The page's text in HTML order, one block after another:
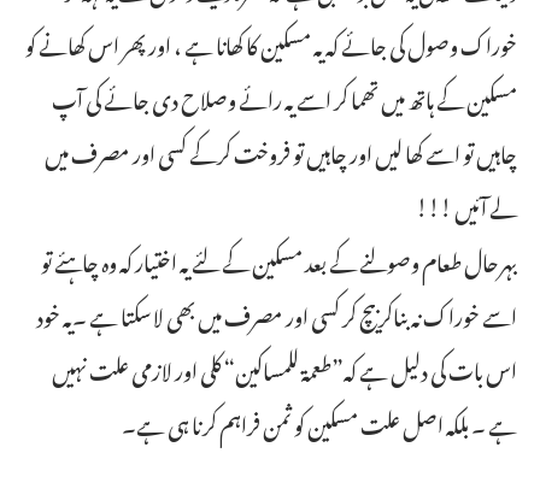
خوراک وصول کی جائے کہ یہ مسکین کا کھانا ہے ، اور پھر اس کھانے کو
مسکین کے ہاتھ میں تھما کر اسے یہ رائے وصلاح دی جائے کی آپ
چاہیں تو اسے کھا لیں اور چاہیں تو فروخت کرکے کسی اور مصرف میں
لے آئیں !!!
بہرحال طعام وصولنے کے بعد مسکین کے لئے یہ اختیار کہ وہ چاہئے تو
اسے خوراک نہ بناکر بیچ کر کسی اور مصرف میں بھی لاسکتا ہے ۔یہ خود
اس بات کی دلیل ہے کہ”طعمة للمساكين“ کلی اور لازمی علت نہیں
ہے ۔ بلکہ اصل علت مسکین کو ثمن فراہم کرنا ہی ہے۔